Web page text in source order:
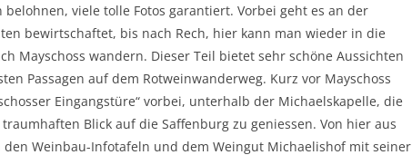
viele tolle Fotos garantiert. Vorbei geht es an der
bewirtschaftet, bis nach Rech, hier kann man wieder in die
Mayschoss wandern. Dieser Teil bietet sehr schöne Aussichten
Passagen auf dem Rotweinwanderweg. Kurz vor Mayschoss
Eingangstüre“ vorbei, unterhalb der Michaelskapelle, die
Blick auf die Saffenburg zu geniessen. Von hier aus
Weinbau-Infotafeln und dem Weingut Michaelishof mit seiner